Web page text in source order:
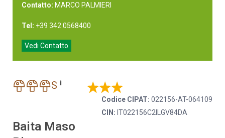
Contatto: MARCO PALMIERI
Tel: +39 342 0568400
Vedi Contatto
S i
Codice CIPAT: 022156-AT-064109
CIN: IT022156C2ILGV84DA
Baita Maso